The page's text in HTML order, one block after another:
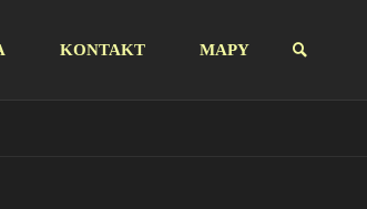
KONTAKT MAPY